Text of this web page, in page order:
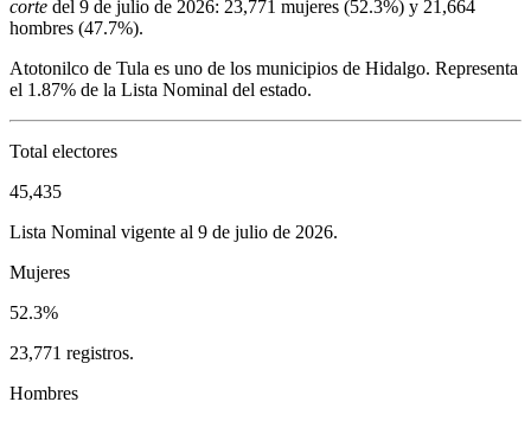
corte del 9 de julio de 2026: 23,771 mujeres (52.3%) y 21,664
hombres (47.7%).
Atotonilco de Tula es uno de los municipios de Hidalgo. Representa
el 1.87% de la Lista Nominal del estado.
Total electores
45,435
Lista Nominal vigente al 9 de julio de 2026.
Mujeres
52.3%
23,771 registros.
Hombres